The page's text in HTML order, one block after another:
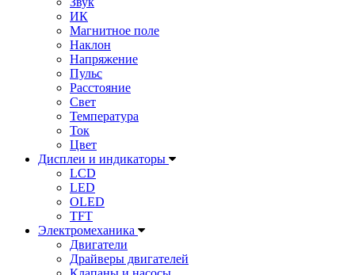
ИК
Магнитное поле
Наклон
Напряжение
Пульс
Расстояние
Свет
Температура
Ток
Цвет
Дисплеи и индикаторы
LCD
LED
OLED
TFT
Электромеханика
Двигатели
Драйверы двигателей